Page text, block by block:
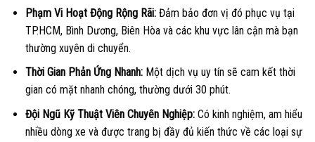
Phạm Vi Hoạt Động Rộng Rãi:Đảm bảo đơn vị đó phục vụ tại
TP.HCM, Bình Dương, Biên Hòa và các khu vực lân cận mà bạn
thường xuyên di chuyển.
Thời Gian Phản Ứng Nhanh:Một dịch vụ uy tín sẽ cam kết thời
gian có mặt nhanh chóng, thường dưới 30 phút.
Đội Ngũ Kỹ Thuật Viên Chuyên Nghiệp:Có kinh nghiệm, am hiểu
nhiều dòng xe và được trang bị đầy đủ kiến thức về các loại sự